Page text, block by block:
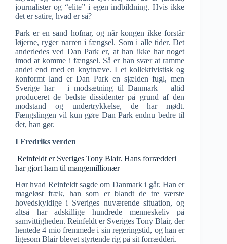
journalister og “elite” i egen indbildning. Hvis ikke
det er satire, hvad er så?
Park er en sand hofnar, og når kongen ikke forstår
løjerne, ryger narren i fængsel. Som i alle tider. Det
anderledes ved Dan Park er, at han ikke har noget
imod at komme i fængsel. Så er han svær at ramme
andet end med en knytnæve. I et kollektivistisk og
konformt land er Dan Park en sjælden fugl, men
Sverige har – i modsætning til Danmark – altid
produceret de bedste dissidenter på grund af den
modstand og undertrykkelse, de har mødt.
Fængslingen vil kun gøre Dan Park endnu bedre til
det, han gør.
I Fredriks verden
Reinfeldt er Sveriges Tony Blair. Hans forrædderi
har gjort ham til mangemillionær
Hør hvad Reinfeldt sagde om Danmark i går. Han er
mageløst fræk, han som er blandt de tre værste
hovedskyldige i Sveriges nuværende situation, og
altså har adskillige hundrede menneskeliv på
samvittigheden. Reinfeldt er Sveriges Tony Blair, der
hentede 4 mio fremmede i sin regeringstid, og han er
ligesom Blair blevet styrtende rig på sit forrædderi.